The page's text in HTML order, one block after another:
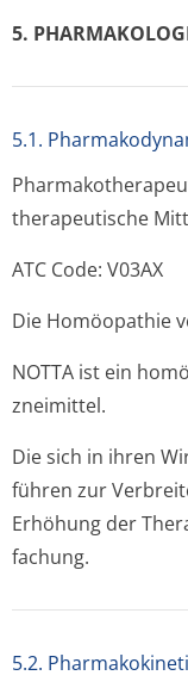
5.
5.1.
therapeutische
ATC Code: V03AX
Die Homöopathie
NOTTA ist ein
zneimittel.
Die sich in ihren
führen zur
Erhöhung der
fachung.
5.2.